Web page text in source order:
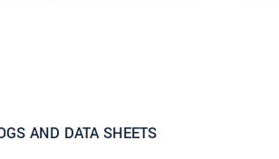
AND DATA SHEETS